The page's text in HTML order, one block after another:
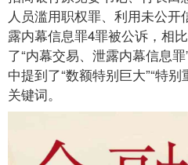
人员滥用职权罪、利用未公
露内幕信息罪4罪被公诉，相
了“内幕交易、泄露内幕信息
中提到了“数额特别巨大”“特
关键词。